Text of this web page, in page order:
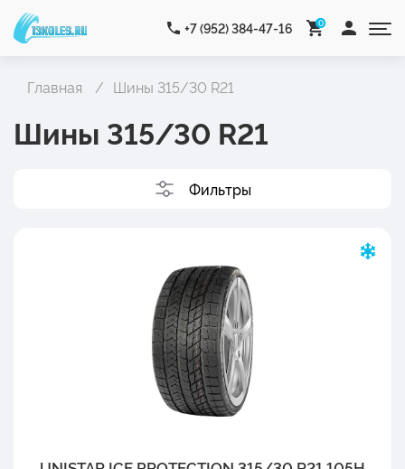
+7 (952) 384-47-16 0
Главная Шины 315/30 R21
Шины 315/30 R21
Фильтры